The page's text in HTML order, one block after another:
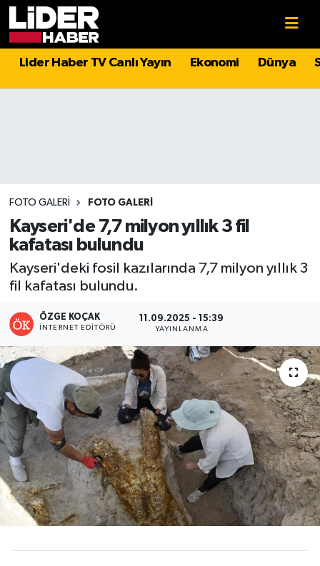
Lider Haber TV Canlı Yayın Ekonomi Dünya
FOTO GALERI FOTO GALERI
Kayseri'de 7,7 milyon yıllık 3 fil
kafatası bulundu
Kayseri'deki fosil kazılarında 7,7 milyon yıllık 3
fil kafatası bulundu.
ÖZGE KOÇAK
İNTERNET EDITÖRÜ
11.09.2025 - 15:39
YAYINLANMA
Politika
Magazin
Spor
Sağlık
Teknoloji
Turizm
Kültür - Sanat
Lider Haber TV Canlı Yayın izle
Hava Durumu
Süper Lig Puan Durumu ve Fikstür
Tüm Manşetler
Son Dakika Haberleri
Haber Arşivi